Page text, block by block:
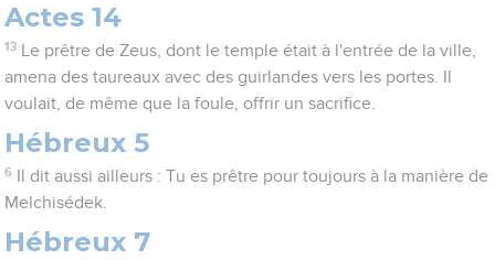
Actes 14
13
Le prêtre de Zeus, dont le temple était à l'entrée de la ville,
amena des taureaux avec des guirlandes vers les portes. Il
voulait, de même que la foule, offrir un sacrifice.
Hébreux 5
6
Il dit aussi ailleurs : Tu es prêtre pour toujours à la manière de
Melchisédek.
Hébreux 7